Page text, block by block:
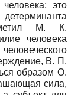
это
М. К.
человека
В. П.
образом О.
сила,